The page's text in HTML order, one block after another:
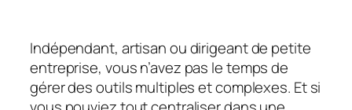
Indépendant, artisan ou dirigeant de petite
entreprise, vous n’avez pas le temps de
gérer des outils multiples et complexes. Et si